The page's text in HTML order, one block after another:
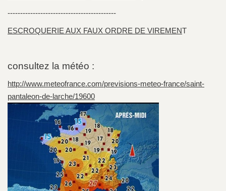
-------------------------------------------
ESCROQUERIE AUX FAUX ORDRE DE VIREMENT
consultez la météo :
http://www.meteofrance.com/previsions-meteo-france/saint-
pantaleon-de-larche/19600